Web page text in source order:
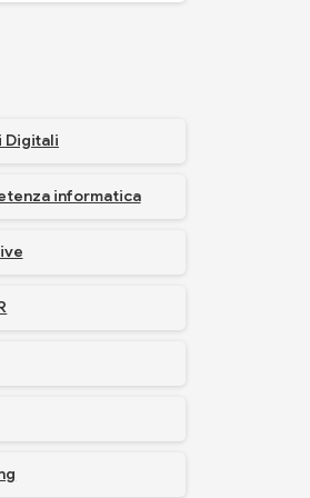
Digitali
informatica